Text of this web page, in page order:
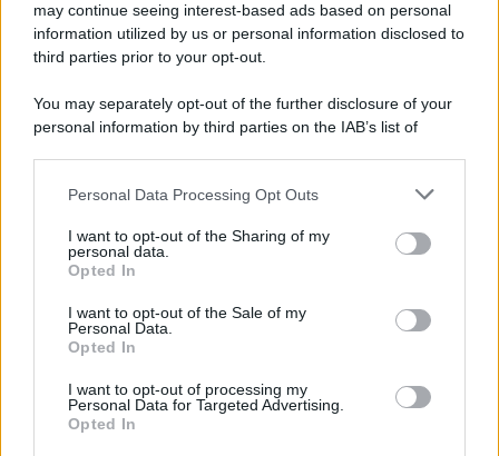
may continue seeing interest-based ads based on personal
information utilized by us or personal information disclosed to
third parties prior to your opt-out.
You may separately opt-out of the further disclosure of your
personal information by third parties on the IAB’s list of
This information may also be disclosed by us to third parties
disclose it to other third parties.
Please note that this website/app uses one or more Google
services and may gather and store information including but
not limited to your visit or usage behaviour. You may click to
grant or deny consent to Google and its third-party tags to
consent section.
Personal Data Processing Opt Outs
I want to opt-out of the Sharing of my
personal data.
Opted In
I want to opt-out of the Sale of my
Personal Data.
Opted In
I want to opt-out of processing my
Personal Data for Targeted Advertising.
Opted In